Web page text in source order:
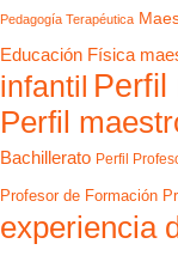
Pedagogía Terapéutica
Educación Física
infantil Perfil
Perfil
Bachillerato Perfil
Profesor de Formación
experiencia